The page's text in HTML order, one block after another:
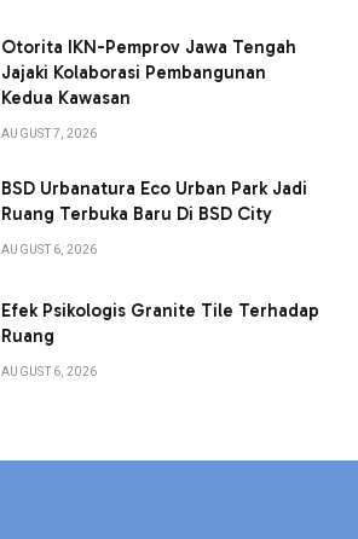
Otorita IKN-Pemprov Jawa Tengah
Jajaki Kolaborasi Pembangunan
Kedua Kawasan
AUGUST 7, 2026
BSD Urbanatura Eco Urban Park Jadi
Ruang Terbuka Baru Di BSD City
AUGUST 6, 2026
Efek Psikologis Granite Tile Terhadap
Ruang
AUGUST 6, 2026